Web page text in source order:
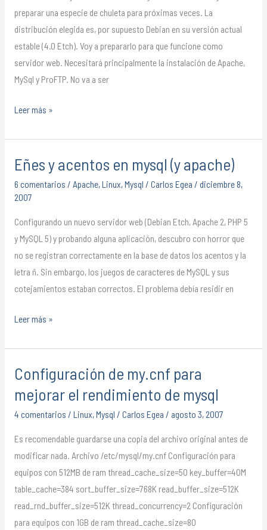
preparar una especie de chuleta para próximas veces. La
distribución elegida es, por supuesto Debian en su versión actual
estable (4.0 Etch). Voy a prepararlo para que funcione como
servidor web. Necesitará principalmente la instalación de Apache,
MySql y ProFTP. No va a ser
0
Leer más »
Eñes y acentos en mysql (y apache)
6 comentarios / Apache,Linux,Mysql / Carlos Egea / diciembre 8,
2007
Configurando un nuevo servidor web (Debian Etch, Apache 2, PHP 5
y MySQL 5) y probando alguna aplicación, descubro con horror que
no se registran correctamente en la base de datos los acentos y la
letra ñ. Sin embargo, los juegos de caracteres de MySQL y sus
cotejamientos estaban correctos. El problema debía residir en
Eñes
acentos
mysql
(y
apache)
Leer más »
Configuración de my.cnf para
mejorar el rendimiento de mysql
4 comentarios / Linux,Mysql / Carlos Egea / agosto 3, 2007
Es recomendable guardarse una copia del archivo original antes de
modificar nada. Archivo /etc/mysql/my.cnf Configuración para
equipos con 512MB de ram thread_cache_size=50 key_buffer=40M
table_cache=384 sort_buffer_size=768K read_buffer_size=512K
read_rnd_buffer_size=512K thread_concurrency=2 Configuración
para equipos con 1GB de ram thread_cache_size=80
Configuración
my.cnf
para
mejorar
el
rendimiento
de
mysql